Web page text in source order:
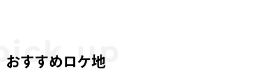
おすすめロケ地